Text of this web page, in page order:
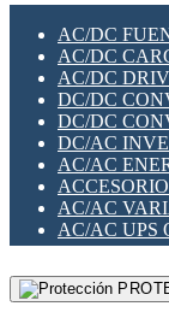
SWITCH Y
TARJETAS
UNIÓN Y
PLACAS
SWITCHES
SWITCHES
TELEFONÍA
AC/DC
AC/DC
AC/DC
DC/DC
DC/DC
DC/AC
AC/AC
AC/AC
AC/AC UPS